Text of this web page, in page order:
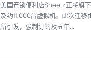
美国连锁便利店Sheetz正将旗
及约11,000台虚拟机。此次迁
所引发，强制订阅及五年...